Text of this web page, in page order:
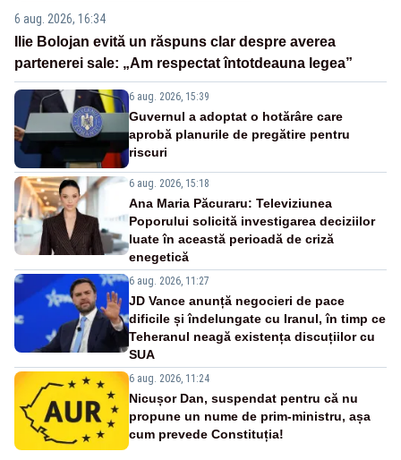
6 aug. 2026, 16:34
Ilie Bolojan evită un răspuns clar despre averea
partenerei sale: „Am respectat întotdeauna legea”
6 aug. 2026, 15:39
Guvernul a adoptat o hotărâre care
aprobă planurile de pregătire pentru
riscuri
6 aug. 2026, 15:18
Ana Maria Păcuraru: Televiziunea
Poporului solicită investigarea deciziilor
luate în această perioadă de criză
enegetică
6 aug. 2026, 11:27
JD Vance anunță negocieri de pace
dificile și îndelungate cu Iranul, în timp ce
Teheranul neagă existența discuțiilor cu
SUA
6 aug. 2026, 11:24
Nicușor Dan, suspendat pentru că nu
propune un nume de prim-ministru, așa
cum prevede Constituția!